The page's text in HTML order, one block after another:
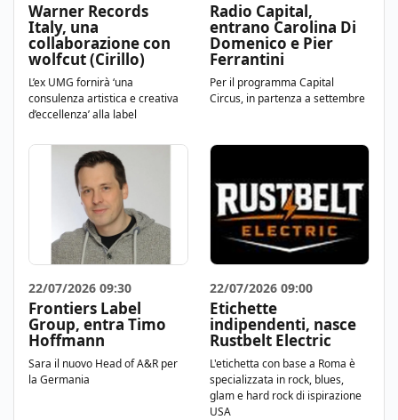
Warner Records
Italy, una
collaborazione con
wolfcut (Cirillo)
L’ex UMG fornirà ‘una
consulenza artistica e creativa
d’eccellenza’ alla label
Radio Capital,
entrano Carolina Di
Domenico e Pier
Ferrantini
Per il programma Capital
Circus, in partenza a settembre
22/07/2026 09:30
Frontiers Label
Group, entra Timo
Hoffmann
Sara il nuovo Head of A&R per
la Germania
22/07/2026 09:00
Etichette
indipendenti, nasce
Rustbelt Electric
L'etichetta con base a Roma è
specializzata in rock, blues,
glam e hard rock di ispirazione
USA